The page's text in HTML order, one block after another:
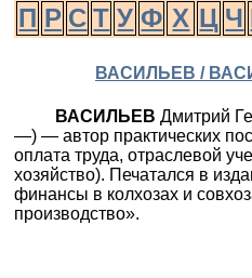
П Р С Т У Ф Х Ц Ч
ВАСИЛЬЕВ /
ВАСИЛЬЕВ Дмитрий
—) — автор практических
оплата труда, отраслевой
хозяйство). Печатался в
финансы в колхозах и
производство».